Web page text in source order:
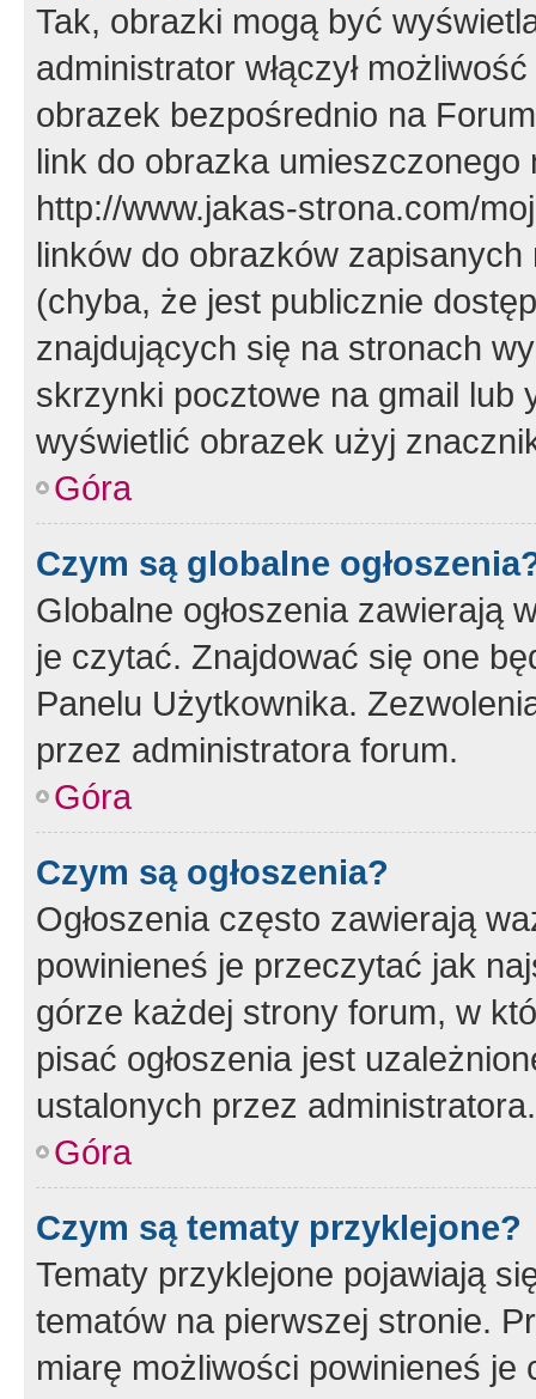
Tak, obrazki mogą być
administrator włączył
obrazek bezpośrednio na
link do obrazka
http://www.jakas-strona.com/
linków do obrazków
(chyba, że jest publicznie
znajdujących się na stronach
skrzynki pocztowe na gmail lub
wyświetlić obrazek użyj
Góra
Czym są globalne
Globalne ogłoszenia zawierają
je czytać. Znajdować się one
Panelu Użytkownika.
przez administratora forum.
Góra
Czym są ogłoszenia?
Ogłoszenia często zawierają
powinieneś je przeczytać jak
górze każdej strony forum, w
pisać ogłoszenia jest
ustalonych przez administratora.
Góra
Czym są tematy przyklejone?
Tematy przyklejone pojawiają
tematów na pierwszej stronie.
miarę możliwości powinieneś je